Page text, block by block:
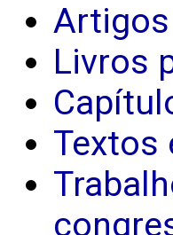
Livros
Textos